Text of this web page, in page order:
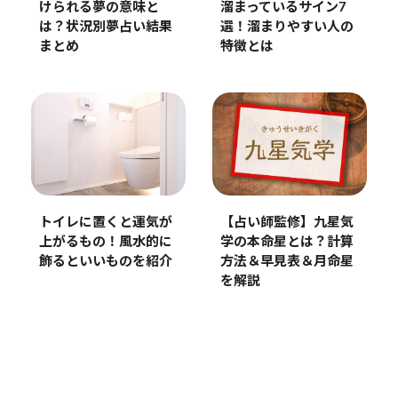
けられる夢の意味と
は？状況別夢占い結果
まとめ
溜まっているサイン7
選！溜まりやすい人の
特徴とは
トイレに置くと運気が
上がるもの！風水的に
飾るといいものを紹介
【占い師監修】九星気
学の本命星とは？計算
方法＆早見表＆月命星
を解説